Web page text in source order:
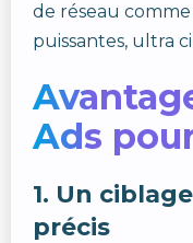
de réseau
puissantes, ultra
Ads
1. Un
précis